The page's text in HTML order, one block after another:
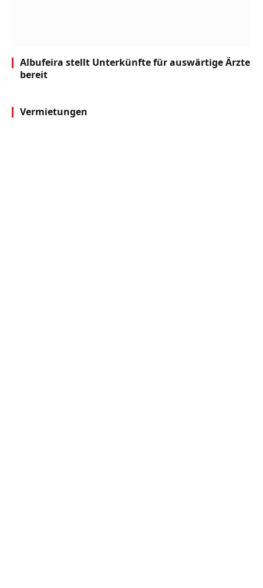
Albufeira stellt Unterkünfte für auswärtige Ärzte
bereit
Vermietungen